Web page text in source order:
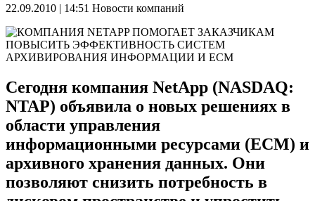
22.09.2010 | 14:51 Новости компаний
Сегодня компания NetApp (NASDAQ:
NTAP) объявила о новых решениях в
области управления
информационными ресурсами (ECM) и
архивного хранения данных. Они
позволяют снизить потребность в